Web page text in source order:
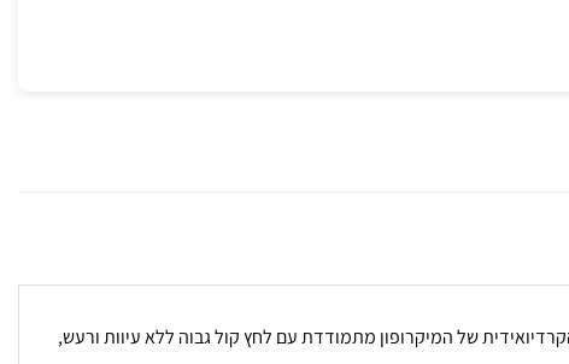
של המיקרופון מתמודדת עם לחץ קול גבוה ללא עיוות ורעש,